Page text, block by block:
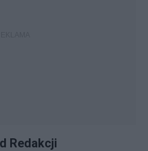
Redakcji